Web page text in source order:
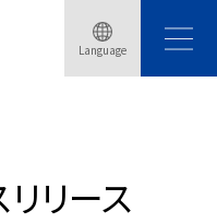
Language
PARK VISION」を開発
リース